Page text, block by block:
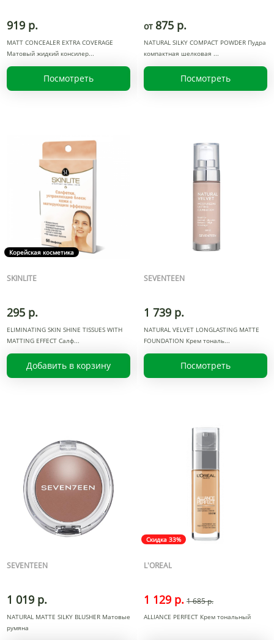
919 р.
MATT CONCEALER EXTRA COVERAGE
Матовый жидкий консилер
Посмотреть
от 875 р.
NATURAL SILKY COMPACT POWDER Пудра
компактная шелковая
Посмотреть
Корейская косметика
SKINLITE
295 р.
ELIMINATING SKIN SHINE TISSUES WITH
MATTING EFFECT Салф
Добавить в корзину
SEVENTEEN
1 739 р.
NATURAL VELVET LONGLASTING MATTE
FOUNDATION Крем тональ
Посмотреть
SEVENTEEN
1 019 р.
NATURAL MATTE SILKY BLUSHER Матовые
румяна
Скидка 33%
L'OREAL
1 129 р. 1 685 р.
ALLIANCE PERFECT Крем тональный